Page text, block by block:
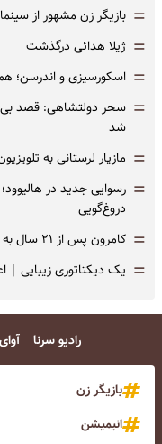
= بازیگر زن مشهور از
= ژیلا هدائی درگذشت
= اسکورسیزی و اندرسن؛
= سحر دولتشاهی: قصد بی
شد
= مازیار لرستانی به
= رسوایی جدید در
دروغ‌گویی
= کامرون پس از ۲۱ سال به فکر واگذاری «آواتار» افتاد
= یک دیکتاتوری زیبایی |
رادیو سرنا
بازیگر زن
انیمیشن